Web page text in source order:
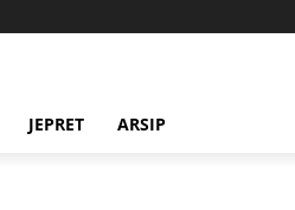
JEPRET ARSIP